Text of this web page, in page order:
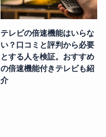
テレビの倍速機能はいらな
い？口コミと評判から必要
とする人を検証。おすすめ
の倍速機能付きテレビも紹
介